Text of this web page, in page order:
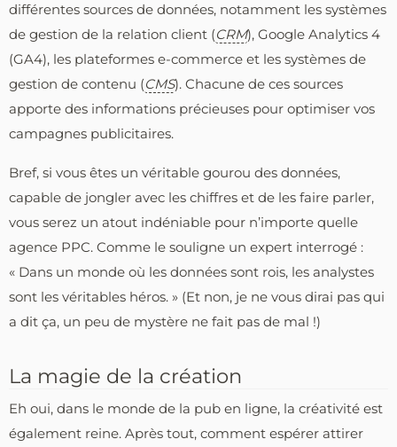
différentes sources de données, notamment les systèmes
de gestion de la relation client (CRM), Google Analytics 4
(GA4), les plateformes e-commerce et les systèmes de
gestion de contenu (CMS). Chacune de ces sources
apporte des informations précieuses pour optimiser vos
campagnes publicitaires.
Bref, si vous êtes un véritable gourou des données,
capable de jongler avec les chiffres et de les faire parler,
vous serez un atout indéniable pour n’importe quelle
agence PPC. Comme le souligne un expert interrogé :
« Dans un monde où les données sont rois, les analystes
sont les véritables héros. » (Et non, je ne vous dirai pas qui
a dit ça, un peu de mystère ne fait pas de mal !)
La magie de la création
Eh oui, dans le monde de la pub en ligne, la créativité est
également reine. Après tout, comment espérer attirer